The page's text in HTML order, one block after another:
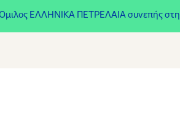
ΕΛΛΗΝΙΚΑ ΠΕΤΡΕΛΑΙΑ συνεπής